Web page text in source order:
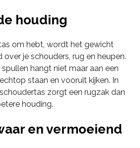
houding
om hebt, wordt het gewicht
je schouders, rug en heupen.
hangt niet maar aan een
staan en vooruit kijken. In
zorgt een rugzak dan
houding.
en vermoeiend